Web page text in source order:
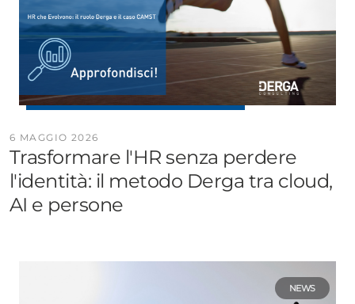
6 MAGGIO 2026
Trasformare l'HR senza perdere
l'identità: il metodo Derga tra cloud,
AI e persone
NEWS